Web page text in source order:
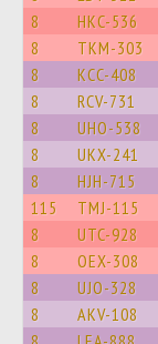
8 HKC-536
8 TKM-303
8 KCC-408
8 RCV-731
8 UHO-538
8 UKX-241
8 HJH-715
115 TMJ-115
8 UTC-928
8 OEX-308
8 UJO-328
8 AKV-108